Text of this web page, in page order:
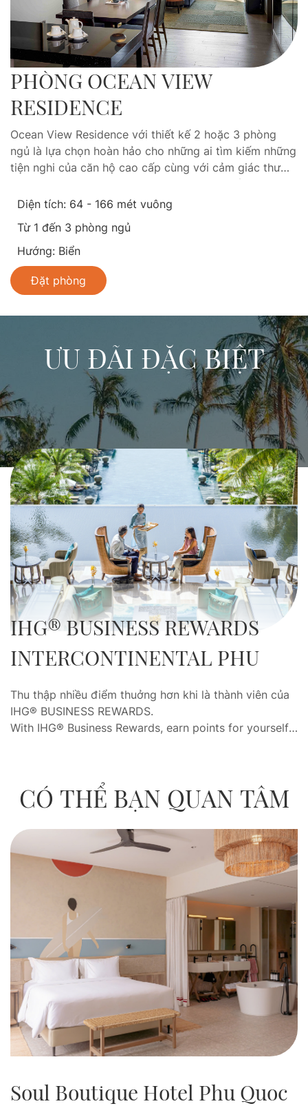
PHÒNG OCEAN VIEW
RESIDENCE
Ocean View Residence với thiết kế 2 hoặc 3 phòng
ngủ là lựa chọn hoàn hảo cho những ai tìm kiếm những
tiện nghi của căn hộ cao cấp cùng với cảm giác thư
giãn tuyệt vời tại hòn đảo nhiệt đới Phú Quốc. Với
không gian rộng rãi bao gồm cả giường đơn và đôi, lý
cùng nhau, Ocean View Residence sở hữu phòng khách
và nhà bếp rộng rãi và phòng tắm sang trọng với bồn
tắm lớn, khu vực tắm sen riêng biệt. Mỗi phòng đều có
ban công thoáng đáng bao trọn tầm nhìn đại dương
tuyệt vời trong tầm mắt.
Diện tích: 64 - 166 mét vuông
Từ 1 đến 3 phòng ngủ
Hướng: Biển
Đặt phòng
ƯU ĐÃI ĐẶC BIỆT
IHG®️ BUSINESS REWARDS
INTERCONTINENTAL PHU
QUOC
Thu thập nhiều điểm thuởng hơn khi là thành viên của
IHG®️ BUSINESS REWARDS.
With IHG® Business Rewards, earn points for yourself
CÓ THỂ BẠN QUAN TÂM
Soul Boutique Hotel Phu Quoc